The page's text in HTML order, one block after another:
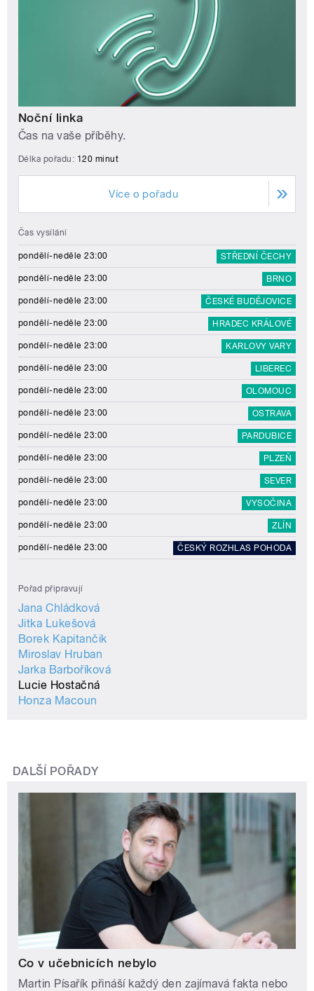
Noční linka
Čas na vaše příběhy.
Délka pořadu: 120 minut
Více o pořadu
Čas vysílání
pondělí-neděle 23:00 STŘEDNÍ ČECHY
pondělí-neděle 23:00 BRNO
pondělí-neděle 23:00 ČESKÉ BUDĚJOVICE
pondělí-neděle 23:00 HRADEC KRÁLOVÉ
pondělí-neděle 23:00 KARLOVY VARY
pondělí-neděle 23:00 LIBEREC
pondělí-neděle 23:00 OLOMOUC
pondělí-neděle 23:00 OSTRAVA
pondělí-neděle 23:00 PARDUBICE
pondělí-neděle 23:00 PLZEŇ
pondělí-neděle 23:00 SEVER
pondělí-neděle 23:00 VYSOČINA
pondělí-neděle 23:00 ZLÍN
pondělí-neděle 23:00 ČESKÝ ROZHLAS POHODA
Pořad připravují
Jana Chládková
Jitka Lukešová
Borek Kapitančik
Miroslav Hruban
Jarka Barboříková
Lucie Hostačná
Honza Macoun
DALŠÍ POŘADY
Co v učebnicích nebylo
Martin Písařík přináší každý den zajímavá fakta nebo